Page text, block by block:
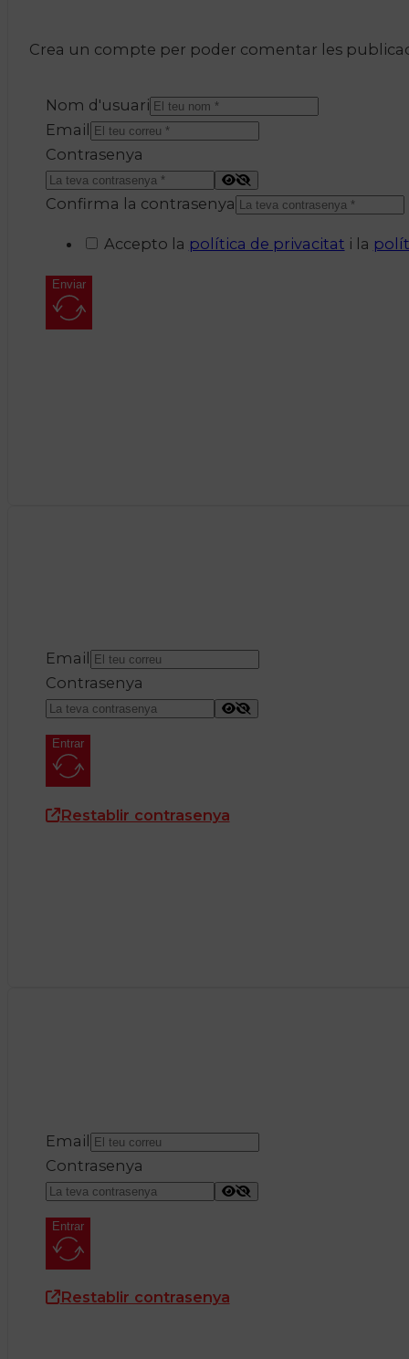
Crea un compte per poder comentar les
Nom d'usuari
Email
Contrasenya
Confirma la contrasenya
Accepto la política de privacitat i la
Enviar
Email
Contrasenya
Entrar
Restablir contrasenya
Email
Contrasenya
Entrar
Restablir contrasenya